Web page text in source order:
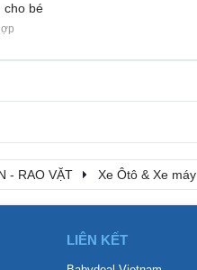
cho bé
- RAO VẶT Xe Ôtô & Xe máy
LIÊN KẾT